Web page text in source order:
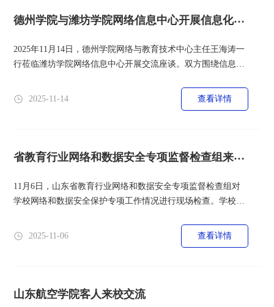
Agent等前沿技...
德州学院与潍坊学院网络信息中心开展信息化建
2025年11月14日，德州学院网络与教育技术中心主任王海涛一
行莅临潍坊学院网络信息中心开展交流座谈。双方围绕信息化
行了深入交流与探讨。会上，双方分别介绍了各自在信息化建
设方面的路径探索与阶段性成果。德州学院重点分享了与运营
准、统一建设”的原则，系...
2025-11-14 查看详情
省教育行业网络和数据安全专项监督检查组来校
11月6日，山东省教育行业网络和数据安全专项监督检查组对
学校网络和数据安全保护专项工作情况进行现场检查。学校党
人及相关工作人员参加会议。任立春对检查组的到来表示欢
迎。他指出，学校党委认真贯彻落实党委（党组）网络安全工
次全面检阅，更是一次难得...
2025-11-06 查看详情
山东航空学院客人来校交流